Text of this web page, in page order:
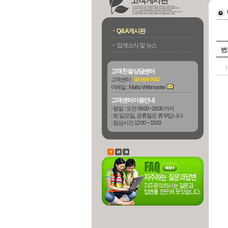
Q&A게시판
업계소식 및 뉴스
고객친절상담센터
고객센터 :02-564-7642
이메일 : Mail to Webmaster
고객센터이용안내
- 평일 : 오전 09:00 ~18:00 까지
- 토.일요일, 공휴일은 휴무입니다
- 점심시간 12:00 ~ 13:00
번
1